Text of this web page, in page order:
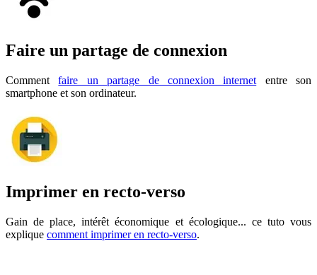
Faire un partage de connexion
Commentfaire un partage de connexion internet entre son
smartphone et son ordinateur.
Imprimer en recto-verso
Gain de place, intérêt économique et écologique... ce tuto vous
explique comment imprimer en recto-verso.